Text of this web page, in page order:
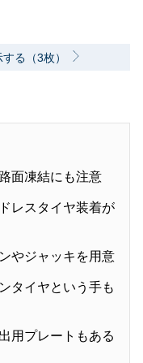
る（3枚）
面凍結にも注意
レスタイヤ装着が
やジャッキを用意
タイヤという手も
用プレートもある